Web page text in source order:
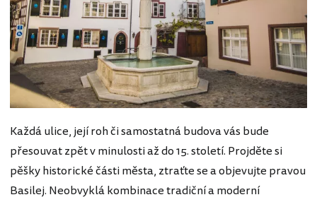
Každá ulice, její roh či samostatná budova vás bude
přesouvat zpět v minulosti až do 15. století. Projděte si
pěšky historické části města, ztraťte se a objevujte pravou
Basilej. Neobvyklá kombinace tradiční a moderní